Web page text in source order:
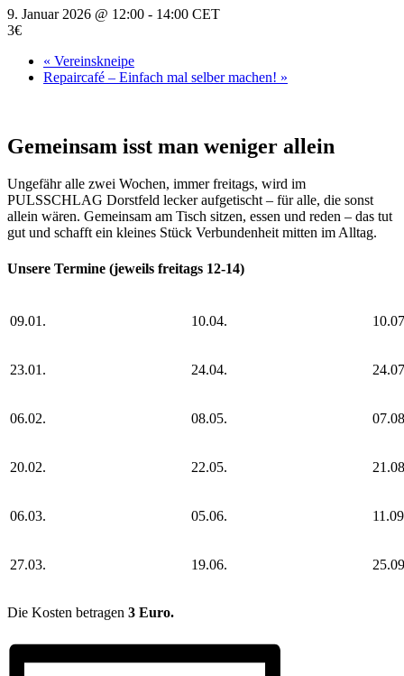
9. Januar 2026 @ 12:00 - 14:00 CET
3€
« Vereinskneipe
Repaircafé – Einfach mal selber machen! »
Gemeinsam isst man weniger allein
Ungefähr alle zwei Wochen, immer freitags, wird im
PULSSCHLAG Dorstfeld leckeraufgetischt – für alle, die sonst
allein wären. Gemeinsam am Tisch sitzen, essen und reden – das tut
gut und schafft ein kleines Stück Verbundenheitmitten im Alltag.
Unsere Termine (jeweils freitags 12-14)
09.01. 10.04.
23.01. 24.04.
06.02. 08.05.
20.02. 22.05.
06.03. 05.06.
27.03. 19.06.
Die Kosten betragen 3 Euro.